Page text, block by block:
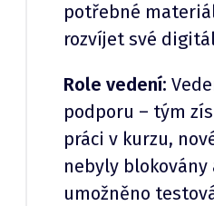
potřebné
rozvíjet své
Role vedení:
podporu – tým
práci v kurzu,
nebyly blokovány
umožněno